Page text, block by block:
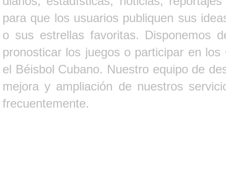
para que los usuarios publiquen sus
o sus estrellas favoritas. Disponemos
pronosticar los juegos o participar en
el Béisbol Cubano. Nuestro equipo de
mejora y ampliación de nuestros
frecuentemente.